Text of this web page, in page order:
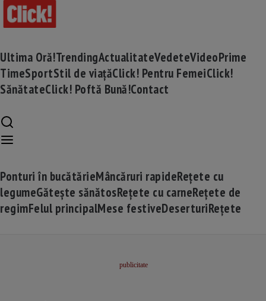
Ultima Oră!TrendingActualitateVedeteVideoPrime
TimeSportStil de viațăClick! Pentru FemeiClick!
SănătateClick! Poftă Bună!Contact
Ponturi în bucătărieMâncăruri rapideRețete cu
legumeGătește sănătosRețete cu carneRețete de
regimFelul principalMese festiveDeserturiRețete